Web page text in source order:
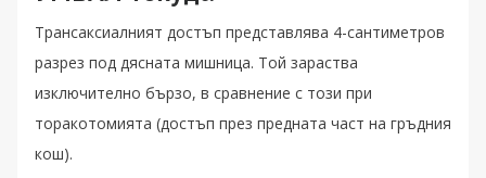
Трансаксиалният достъп представлява 4-сантиметров
разрез под дясната мишница. Той зараства
изключително бързо, в сравнение с този при
торакотомията (достъп през предната част на гръдния
кош).